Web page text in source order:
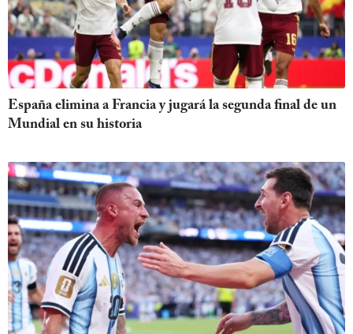
España elimina a Francia y jugará la segunda final de un
Mundial en su historia